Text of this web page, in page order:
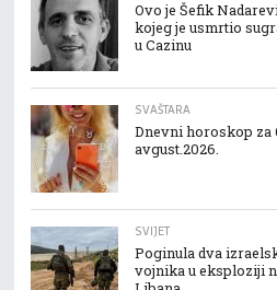
Ovo je Šefik
kojeg je usmrtio
u Cazinu
SVAŠTARA
Dnevni horoskop za
avgust.2026.
SVIJET
Poginula dva
vojnika u eksploziji